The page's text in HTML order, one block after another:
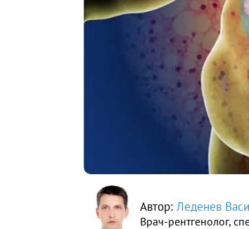
Автор: Леденев
Врач-рентгенолог,